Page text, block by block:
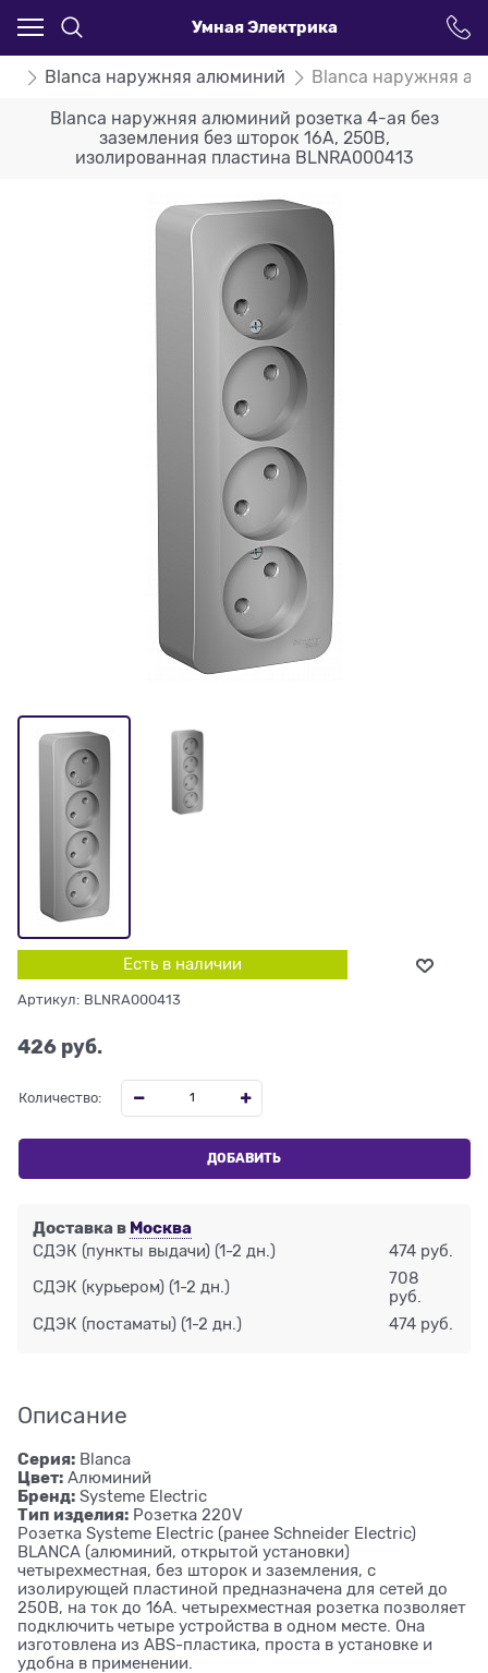
Умная Электрика
Blanca наружняя алюминий Blanca наружняя
Blanca наружняя алюминий розетка 4-ая без
заземления без шторок 16А, 250В,
изолированная пластина BLNRA000413
Есть в наличии
Артикул: BLNRA000413
426 руб.
Количество:
ДОБАВИТЬ
Доставка в Москва
СДЭК (пункты выдачи) (1-2 дн.) 474 руб.
СДЭК (курьером) (1-2 дн.)
708
руб.
СДЭК (постаматы) (1-2 дн.) 474 руб.
Описание
Серия: Blanca
Цвет: Алюминий
Бренд: Systeme Electric
Тип изделия: Розетка 220V
Розетка Systeme Electric (ранее Schneider Electric)
BLANCA (алюминий, открытой установки)
четырехместная, без шторок и заземления, с
изолирующей пластиной предназначена для сетей до
250В, на ток до 16А. четырехместная розетка позволяет
подключить четыре устройства в одном месте. Она
изготовлена из ABS-пластика, проста в установке и
удобна в применении.